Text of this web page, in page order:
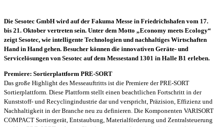
Die Sesotec GmbH wird auf der Fakuma Messe in Friedrichshafen vom 17.
bis 21. Oktober vertreten sein. Unter dem Motto „Economy meets Ecology“
zeigt Sesotec, wie intelligente Technologien und nachhaltiges Wirtschaften
Hand in Hand gehen. Besucher können die innovativen Geräte- und
Servicelösungen von Sesotec auf dem Messestand 1301 in Halle B1 erleben.
Premiere: Sortierplattform PRE-SORT
Das große Highlight des Messeauftritts ist die Premiere der PRE-SORT
Sortierplattform. Diese Plattform stellt einen beachtlichen Fortschritt in der
Kunststoff- und Recyclingindustrie dar und verspricht, Präzision, Effizienz und
Nachhaltigkeit in der Branche neu zu definieren. Die Komponenten VARISORT
COMPACT Sortiergerät, Entstaubung, Materialförderung und Zentralsteuerung